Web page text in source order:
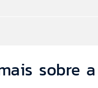
categoria B
parcelas sãosobre